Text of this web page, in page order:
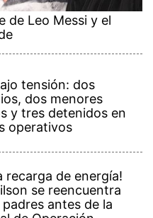
de Leo Messi y el
tensión: dos
dos menores
y tres detenidos en
operativos
recarga de energía!
se reencuentra
antes de la